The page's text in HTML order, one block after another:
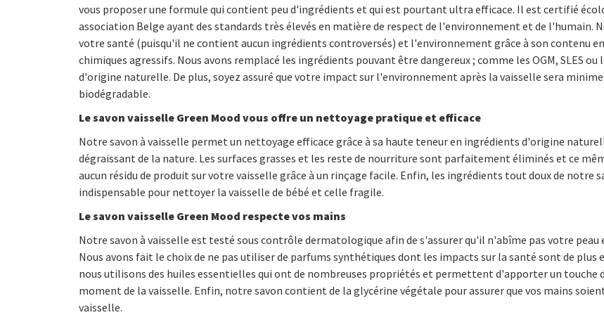
vous proposer une formule qui contient peu d'ingrédients et qui est pourtant ultra efficace. Il est certifié
association Belge ayant des standards très élevés en matière de respect de l'environnement et de l'humain.
votre santé (puisqu'il ne contient aucun ingrédients controversés) et l'environnement grâce à son contenu
chimiques agressifs. Nous avons remplacé les ingrédients pouvant être dangereux ; comme les OGM, SLES
d'origine naturelle. De plus, soyez assuré que votre impact sur l'environnement après la vaisselle sera
biodégradable.
Le savon vaisselle Green Mood vous offre un nettoyage pratique et efficace
Notre savon à vaisselle permet un nettoyage efficace grâce à sa haute teneur en ingrédients d'origine
dégraissant de la nature. Les surfaces grasses et les reste de nourriture sont parfaitement éliminés et ce
aucun résidu de produit sur votre vaisselle grâce à un rinçage facile. Enfin, les ingrédients tout doux de notre
indispensable pour nettoyer la vaisselle de bébé et celle fragile.
Le savon vaisselle Green Mood respecte vos mains
Notre savon à vaisselle est testé sous contrôle dermatologique afin de s'assurer qu'il n'abîme pas votre
Nous avons fait le choix de ne pas utiliser de parfums synthétiques dont les impacts sur la santé sont de plus
nous utilisons des huiles essentielles qui ont de nombreuses propriétés et permettent d'apporter un touche
moment de la vaisselle. Enfin, notre savon contient de la glycérine végétale pour assurer que vos mains
vaisselle.